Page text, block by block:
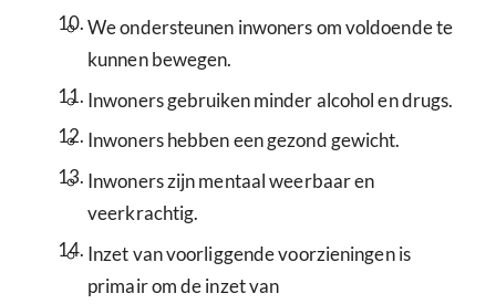
10.We ondersteunen inwoners om voldoende te
kunnen bewegen.
11. Inwoners gebruiken minder alcohol en drugs.
12. Inwoners hebben een gezond gewicht.
13. Inwoners zijn mentaal weerbaar en
veerkrachtig.
14. Inzet van voorliggende voorzieningen is
primair om de inzet van